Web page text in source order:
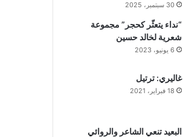
30 سبتمبر، 2025
“نداء يتعثّر كحجر” مجموعة
شعرية لخالد حسين
6 يونيو، 2023
غاليري: ترتيل
18 فبراير، 2021
البعيد تنعي الشاعر والروائي